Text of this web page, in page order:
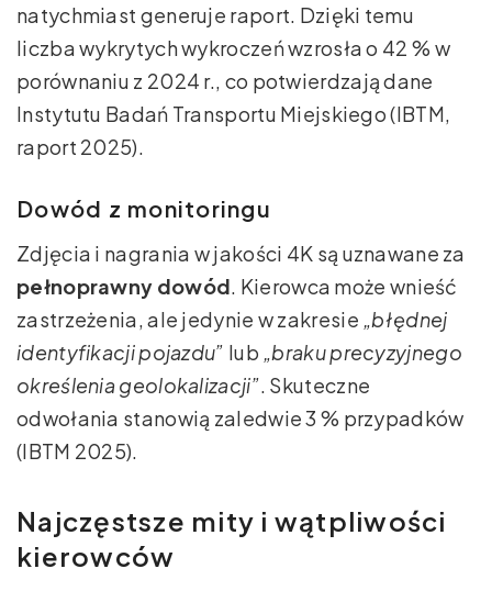
natychmiast generuje raport. Dzięki temu
liczba wykrytych wykroczeń wzrosła o 42 % w
porównaniu z 2024 r., co potwierdzają dane
Instytutu Badań Transportu Miejskiego (IBTM,
raport 2025).
Dowód z monitoringu
Zdjęcia i nagrania w jakości 4K są uznawane za
pełnoprawny dowód. Kierowca może wnieść
zastrzeżenia, ale jedynie w zakresie „błędnej
identyfikacji pojazdu” lub „braku precyzyjnego
określenia geolokalizacji”. Skuteczne
odwołania stanowią zaledwie 3 % przypadków
(IBTM 2025).
Najczęstsze mity i wątpliwości
kierowców